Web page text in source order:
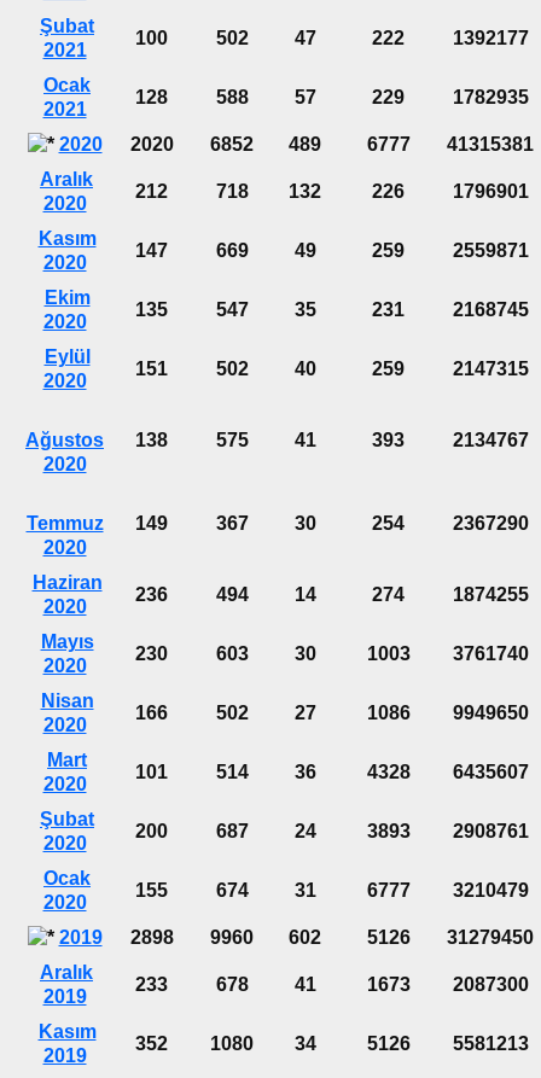
Şubat
2021
100 502 47 222 1392177
Ocak
2021
128 588 57 229 1782935
2020 2020 6852 489 6777
41315381
Aralık
2020
212 718 132 226 1796901
Kasım
2020
147 669 49 259 2559871
Ekim
2020
135 547 35 231 2168745
Eylül
2020
151 502 40 259 2147315
Ağustos
2020
138 575 41 393 2134767
Temmuz
2020
149 367 30 254 2367290
Haziran
2020
236 494 14 274 1874255
Mayıs
2020
230 603 30 1003 3761740
Nisan
2020
166 502 27 1086 9949650
Mart
2020
101 514 36 4328 6435607
Şubat
2020
200 687 24 3893 2908761
Ocak
2020
155 674 31 6777 3210479
2019 2898 9960 602 5126
31279450
Aralık
2019
233 678 41 1673 2087300
Kasım
2019
352 1080 34 5126 5581213